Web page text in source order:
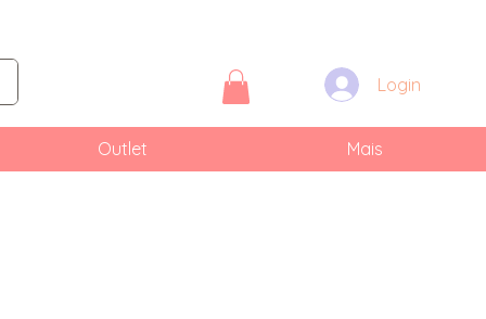
Login
Outlet Mais